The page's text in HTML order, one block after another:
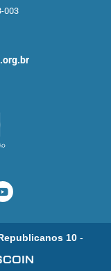
003
10 -